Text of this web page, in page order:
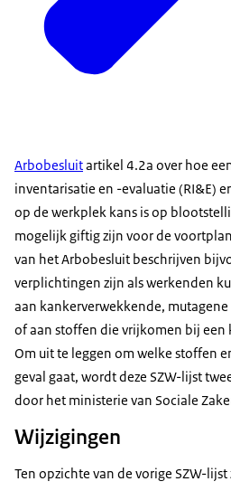
Arbobesluitartikel 4.2a over hoe
inventarisatie en -evaluatie (RI&E)
op de werkplek kans is op
mogelijk giftig zijn voor de
van het Arbobesluit beschrijven
verplichtingen zijn als werkenden
aan kankerverwekkende,
of aan stoffen die vrijkomen bij een
Om uit te leggen om welke stoffen
geval gaat, wordt deze SZW-lijst
door het ministerie van Sociale
Wijzigingen
Ten opzichte van de vorige SZW-